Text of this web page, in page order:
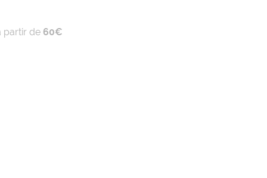
partir de 60€